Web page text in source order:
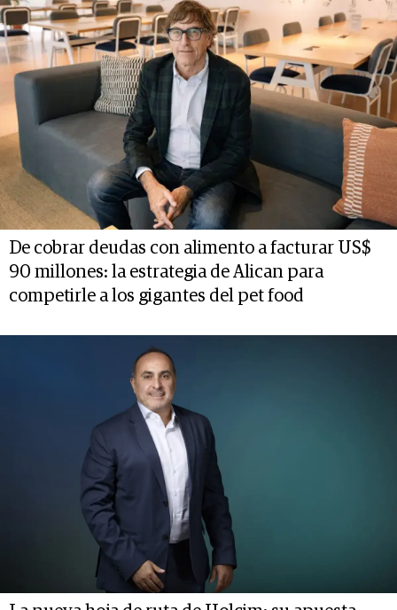
De cobrar deudas con alimento a facturar US$
90 millones: la estrategia de Alican para
competirle a los gigantes del pet food